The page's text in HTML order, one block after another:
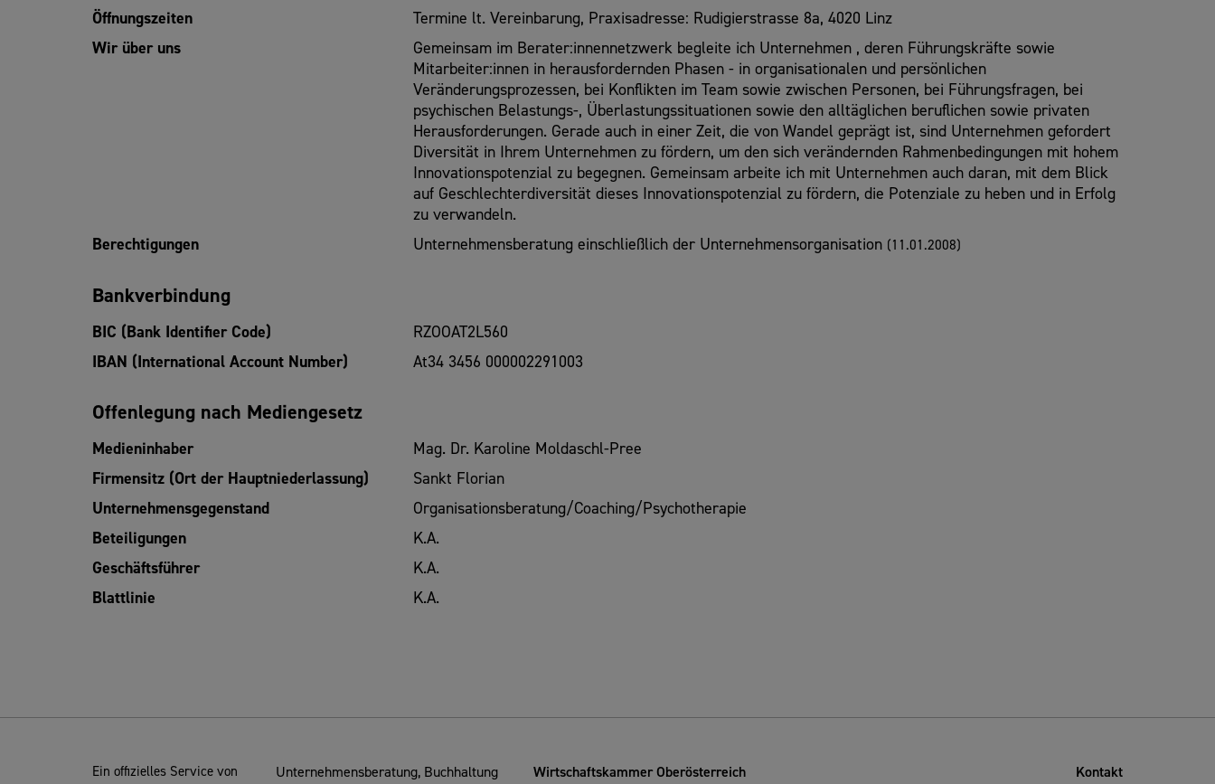
Öffnungszeiten
Termine lt. Vereinbarung, Praxisadresse: Rudigierstrasse 8a, 4020 Linz
Wir über uns
Gemeinsam im Berater:innennetzwerk begleite ich Unternehmen , deren Führungskräfte sowie
Mitarbeiter:innen in herausfordernden Phasen - in organisationalen und persönlichen
Veränderungsprozessen, bei Konflikten im Team sowie zwischen Personen, bei Führungsfragen, bei
psychischen Belastungs-, Überlastungssituationen sowie den alltäglichen beruflichen sowie privaten
Herausforderungen. Gerade auch in einer Zeit, die von Wandel geprägt ist, sind Unternehmen gefordert
Diversität in Ihrem Unternehmen zu fördern, um den sich verändernden Rahmenbedingungen mit hohem
Innovationspotenzial zu begegnen. Gemeinsam arbeite ich mit Unternehmen auch daran, mit dem Blick
auf Geschlechterdiversität dieses Innovationspotenzial zu fördern, die Potenziale zu heben und in Erfolg
zu verwandeln.
Berechtigungen
Unternehmensberatung einschließlich der Unternehmensorganisation (11.01.2008)
Bankverbindung
BIC (Bank Identifier Code)
RZOOAT2L560
IBAN (International Account Number)
At34 3456 000002291003
Offenlegung nach Mediengesetz
Medieninhaber
Mag. Dr. Karoline Moldaschl-Pree
Firmensitz (Ort der Hauptniederlassung)
Sankt Florian
Unternehmensgegenstand
Organisationsberatung/Coaching/Psychotherapie
Beteiligungen
K.A.
Geschäftsführer
K.A.
Blattlinie
K.A.
Ein offizielles Service von
Unternehmensberatung, Buchhaltung
Wirtschaftskammer Oberösterreich
Kontakt